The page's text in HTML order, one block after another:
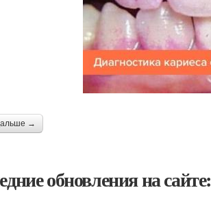
→
обновления на сайте: